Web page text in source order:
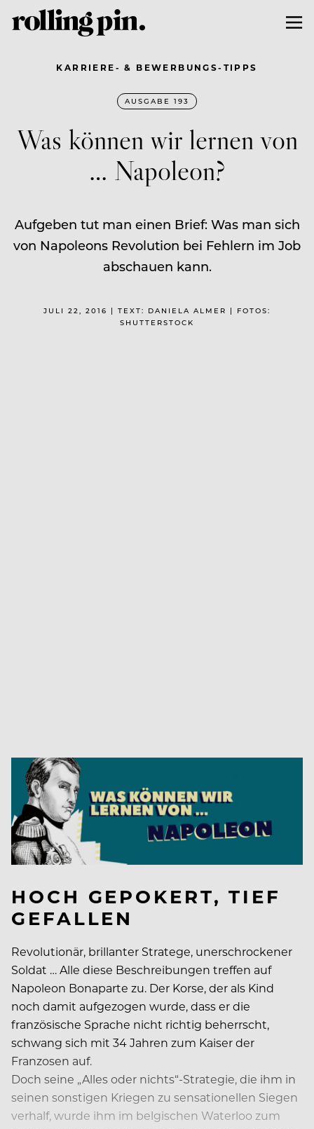
KARRIERE- & BEWERBUNGS-TIPPS
AUSGABE 193
Was können wir lernen von
… Napoleon?
Aufgeben tut man einen Brief: Was man sich
von Napoleons Revolution bei Fehlern im Job
abschauen kann.
JULI 22, 2016 | TEXT: DANIELA ALMER | FOTOS:
SHUTTERSTOCK
HOCH GEPOKERT, TIEF
GEFALLEN
Revolutionär, brillanter Stratege, unerschrockener
Soldat … Alle diese Beschreibungen treffen auf
Napoleon Bonaparte zu. Der Korse, der als Kind
noch damit aufgezogen wurde, dass er die
französische Sprache nicht richtig beherrscht,
schwang sich mit 34 Jahren zum Kaiser der
Franzosen auf.
Doch seine „Alles oder nichts“-Strategie, die ihm in
seinen sonstigen Kriegen zu sensationellen Siegen
verhalf, wurde ihm im belgischen Waterloo zum